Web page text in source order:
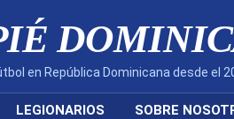
en República Dominicana desde el
LEGIONARIOS SOBRE